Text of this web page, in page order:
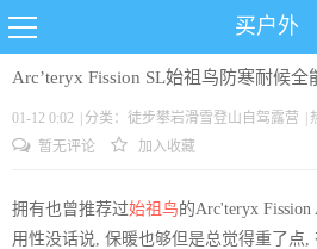
买户外
Arc’teryx Fission SL始祖鸟防寒耐候全
01-12 0:02 分类： 徒步攀岩滑雪登山 自驾露营
暂无评论
加入收藏
拥有也曾推荐过始祖鸟的Arc'teryx
用性没话说, 保暖也够但是总觉得重了点,